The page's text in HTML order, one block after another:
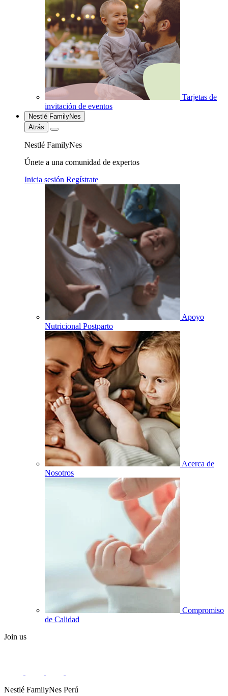
Tarjetas de
invitación de eventos
Nestlé FamilyNes
Atrás
Nestlé FamilyNes
Únete a una comunidad de expertos
Inicia sesión Regístrate
Apoyo
Nutricional Postparto
Acerca de
Nosotros
Compromiso
de Calidad
Join us
Nestlé FamilyNes Perú